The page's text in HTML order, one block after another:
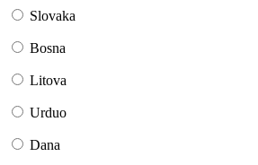
Slovaka
Bosna
Litova
Urduo
Dana